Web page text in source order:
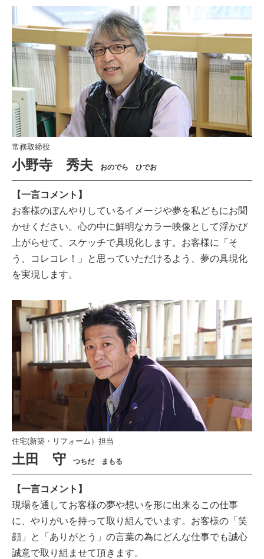
常務取締役
小野寺 秀夫 おのでら ひでお
【一言コメント】
お客様のぼんやりしているイメージや夢を私どもにお聞
かせください。心の中に鮮明なカラー映像として浮かび
上がらせて、スケッチで具現化します。お客様に「そ
う、コレコレ！」と思っていただけるよう、夢の具現化
を実現します。
住宅(新築・リフォーム）担当
土田 守 つちだ まもる
【一言コメント】
現場を通してお客様の夢や想いを形に出来るこの仕事
に、やりがいを持って取り組んでいます。お客様の「笑
顔」と「ありがとう」の言葉の為にどんな仕事でも誠心
誠意で取り組ませて頂きます。